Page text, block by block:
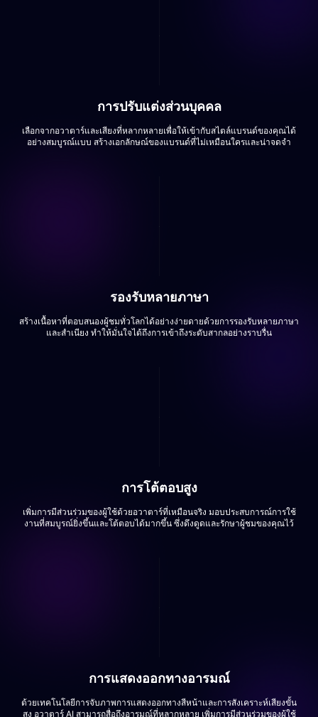
การปรับแต่งส่วนบุคคล
เลือกจากอวาตาร์และเสียงที่หลากหลายเพื่อให้เข้ากับสไตล์แบรนด์ของคุณได้
อย่างสมบูรณ์แบบ สร้างเอกลักษณ์ของแบรนด์ที่ไม่เหมือนใครและน่าจดจำ
รองรับหลายภาษา
สร้างเนื้อหาที่ตอบสนองผู้ชมทั่วโลกได้อย่างง่ายดายด้วยการรองรับหลายภาษา
และสำเนียง ทำให้มั่นใจได้ถึงการเข้าถึงระดับสากลอย่างราบรื่น
การโต้ตอบสูง
เพิ่มการมีส่วนร่วมของผู้ใช้ด้วยอวาตาร์ที่เหมือนจริง มอบประสบการณ์การใช้
งานที่สมบูรณ์ยิ่งขึ้นและโต้ตอบได้มากขึ้น ซึ่งดึงดูดและรักษาผู้ชมของคุณไว้
การแสดงออกทางอารมณ์
ด้วยเทคโนโลยีการจับภาพการแสดงออกทางสีหน้าและการสังเคราะห์เสียงขั้น
สูง อวาตาร์ AI สามารถสื่อถึงอารมณ์ที่หลากหลาย เพิ่มการมีส่วนร่วมของผู้ใช้